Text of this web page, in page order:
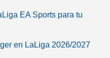
EA Sports para tu
en LaLiga 2026/2027